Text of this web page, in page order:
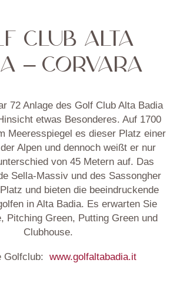
CLUB ALTA
– CORVARA
72 Anlage des Golf Club Alta Badia
etwas Besonderes. Auf 1700
Meeresspiegel es dieser Platz einer
Alpen und dennoch weißt er nur
von 45 Metern auf. Das
Sella-Massiv und des Sassongher
und bieten die beeindruckende
in Alta Badia. Es erwarten Sie
Pitching Green, Putting Green und
Clubhouse.
Golfclub: www.golfaltabadia.it